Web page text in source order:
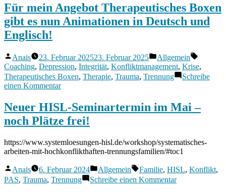
Für mein Angebot Therapeutisches Boxen
gibt es nun Animationen in Deutsch und
Englisch!
Veröffentlicht
von
Anais 23. Februar 202523. Februar 2025
Veröffentlicht
in
Allgemein
Coaching, Depression, Integrität, Konfliktmanagement, Krise,
Therapeutisches Boxen, Therapie, Trauma, Trennung
Schreibe
einen Kommentarzu
mein
Angebot
Therapeutisches
gibt
es
Animationen
in
Deutsch
Neuer HISL-Seminartermin im Mai –
noch Plätze frei!
https://www.systemloesungen-hisl.de/workshop/systematisches-
arbeiten-mit-hochkonflikthaften-trennungsfamilien/#toc1
Veröffentlicht
von
Anais 6. Februar 2024
Veröffentlicht
in
Allgemein Schlagwörter:
Familie, HISL, Konflikt,
PAS, Trauma, Trennung Schreibe einen Kommentarzu